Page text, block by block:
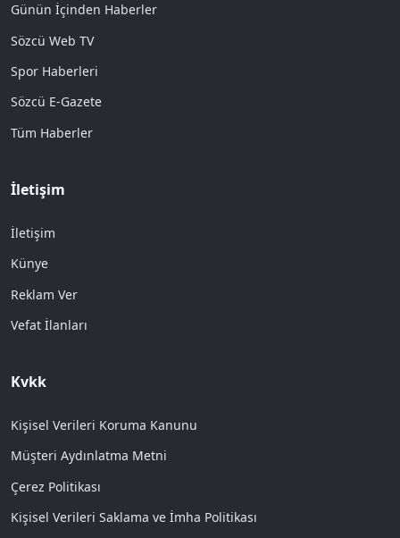
Günün İçinden Haberler
Sözcü Web TV
Spor Haberleri
Sözcü E-Gazete
Tüm Haberler
İletişim
İletişim
Künye
Reklam Ver
Vefat İlanları
Kvkk
Kişisel Verileri Koruma Kanunu
Müşteri Aydınlatma Metni
Çerez Politikası
Kişisel Verileri Saklama ve İmha Politikası